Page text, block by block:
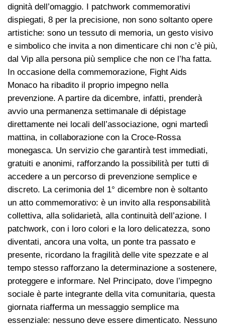
dignità dell’omaggio. I patchwork commemorativi
dispiegati, 8 per la precisione, non sono soltanto opere
artistiche: sono un tessuto di memoria, un gesto visivo
e simbolico che invita a non dimenticare chi non c’è più,
dal Vip alla persona più semplice che non ce l’ha fatta.
In occasione della commemorazione, Fight Aids
Monaco ha ribadito il proprio impegno nella
prevenzione. A partire da dicembre, infatti, prenderà
avvio una permanenza settimanale di dépistage
direttamente nei locali dell’associazione, ogni martedì
mattina, in collaborazione con la Croce-Rossa
monegasca. Un servizio che garantirà test immediati,
gratuiti e anonimi, rafforzando la possibilità per tutti di
accedere a un percorso di prevenzione semplice e
discreto. La cerimonia del 1° dicembre non è soltanto
un atto commemorativo: è un invito alla responsabilità
collettiva, alla solidarietà, alla continuità dell’azione. I
patchwork, con i loro colori e la loro delicatezza, sono
diventati, ancora una volta, un ponte tra passato e
presente, ricordano la fragilità delle vite spezzate e al
tempo stesso rafforzano la determinazione a sostenere,
proteggere e informare. Nel Principato, dove l’impegno
sociale è parte integrante della vita comunitaria, questa
giornata riafferma un messaggio semplice ma
essenziale: nessuno deve essere dimenticato. Nessuno